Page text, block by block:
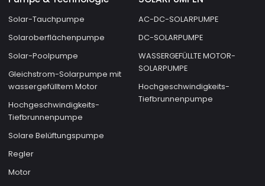
Solar-Tauchpumpe
Solaroberflächenpumpe
Solar-Poolpumpe
Gleichstrom-Solarpumpe mit
wassergefülltem Motor
Hochgeschwindigkeits-
Tiefbrunnenpumpe
Solare Belüftungspumpe
Regler
Motor
AC-DC-SOLARPUMPE
DC-SOLARPUMPE
WASSERGEFÜLLTE MOTOR-
SOLARPUMPE
Hochgeschwindigkeits-
Tiefbrunnenpumpe